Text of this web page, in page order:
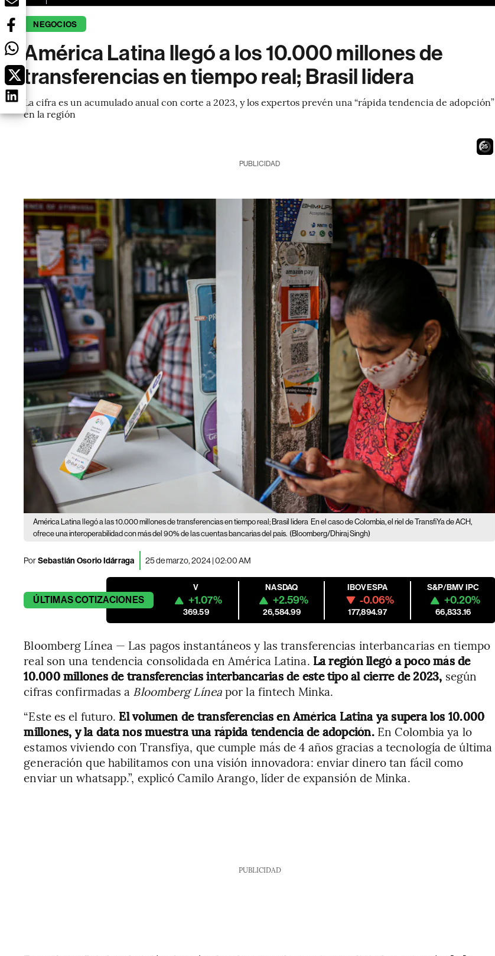
NEGOCIOS
América Latina llegó a los 10.000 millones de
transferencias en tiempo real; Brasil lidera
La cifra es un acumulado anual con corte a 2023, y los expertos prevén una “rápida tendencia de adopción”
en la región
24
PUBLICIDAD
América Latina llegó a las 10.000 millones de transferencias en tiempo real; Brasil lidera En el caso de Colombia, el riel de TransfiYa de ACH,
ofrece una interoperabilidad con más del 90% de las cuentas bancarias del país. (Bloomberg/Dhiraj Singh)
PorSebastián Osorio Idárraga 25 de marzo, 2024 | 02:00 AM
ÚLTIMASCOTIZACIONES
V
+1.07%
369.59
NASDAQ
+2.59%
26,584.99
IBOVESPA
-0.06%
177,894.97
S&P/BMV IPC
+0.20%
66,833.16
Bloomberg Línea — Las pagos instantáneos y las transferencias interbancarias en tiempo
real son una tendencia consolidada en América Latina. La región llegó a poco más de
10.000 millones de transferencias interbancarias de este tipo al cierre de 2023, según
cifras confirmadas a Bloomberg Líneapor la fintech Minka.
“Este es el futuro. El volumen de transferencias en América Latina ya supera los 10.000
millones, y la data nos muestra una rápida tendencia de adopción. En Colombia ya lo
estamos viviendo con Transfiya, que cumple más de 4 años gracias a tecnología de última
generación que habilitamos con una visión innovadora: enviar dinero tan fácil como
enviar un whatsapp.”, explicó Camilo Arango, líder de expansión de Minka.
PUBLICIDAD